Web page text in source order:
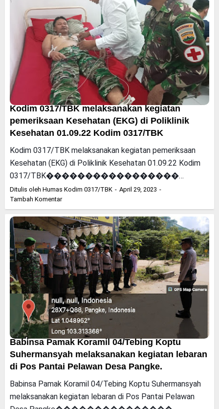
Kodim 0317/TBK melaksanakan kegiatan
pemeriksaan Kesehatan (EKG) di Poliklinik
Kesehatan 01.09.22 Kodim 0317/TBK
Kodim 0317/TBK melaksanakan kegiatan pemeriksaan
Kesehatan (EKG) di Poliklinik Kesehatan 01.09.22 Kodim
0317/TBK�����������������…
Ditulis oleh Humas Kodim 0317/TBK
April 29, 2023
Tambah Komentar
Babinsa Pamak Koramil 04/Tebing Koptu
Suhermansyah melaksanakan kegiatan lebaran
di Pos Pantai Pelawan Desa Pangke.
Babinsa Pamak Koramil 04/Tebing Koptu Suhermansyah
melaksanakan kegiatan lebaran di Pos Pantai Pelawan